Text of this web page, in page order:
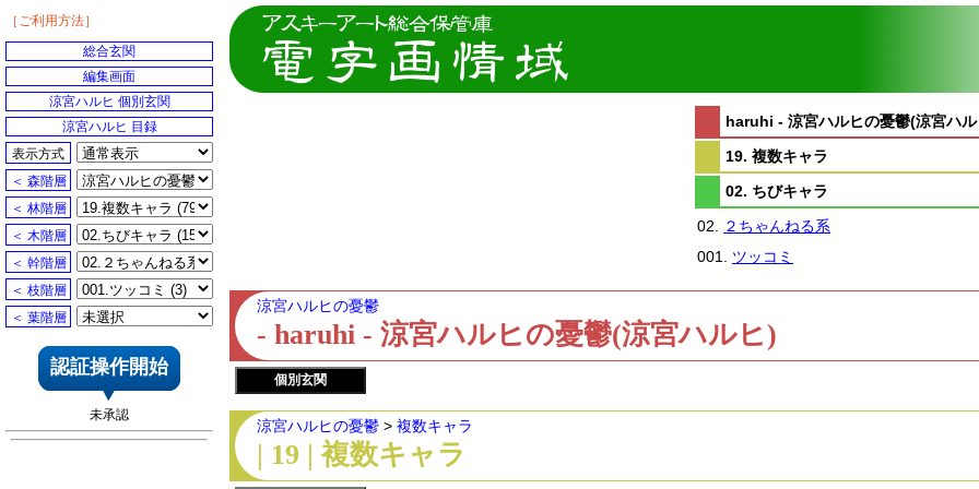
haruhi - 涼宮ハルヒの憂鬱(涼宮ハ
19. 複数キャラ
02. ちびキャラ
02.
２ちゃんねる系
001. ツッコミ
涼宮ハルヒの憂鬱
- haruhi - 涼宮ハルヒの憂鬱(涼宮ハルヒ)
個別玄関
涼宮ハルヒの憂鬱 > 複数キャラ
| 19 | 複数キャラ
［ご利用方法］
総合玄関
編集画面
涼宮ハルヒ 個別玄関
涼宮ハルヒ 目録
表示方式
＜ 森階層
＜ 林階層
＜ 木階層
＜ 幹階層
＜ 枝階層
＜ 葉階層
認証操作開始
未承認